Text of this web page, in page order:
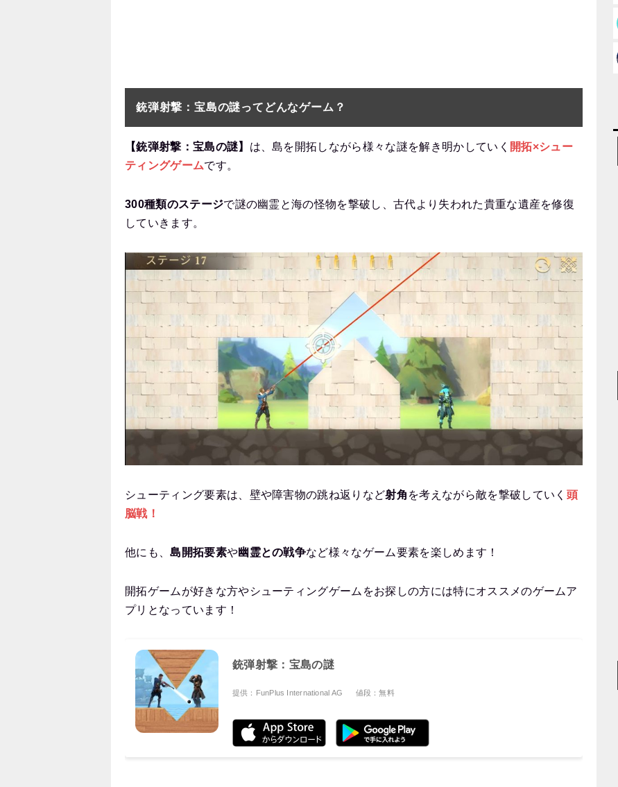
銃弾射撃：宝島の謎ってどんなゲーム？
【銃弾射撃：宝島の謎】 は、島を開拓しながら様々な謎を解き明かしていく 開拓×シュー
ティングゲームです。
300種類のステージで謎の幽霊と海の怪物を撃破し、古代より失われた貴重な遺産を修復
していきます。
シューティング要素は、壁や障害物の跳ね返りなど射角 を考えながら敵を撃破していく 頭
脳戦！
他にも、島開拓要素や幽霊との戦争など様々なゲーム要素を楽しめます！
開拓ゲームが好きな方やシューティングゲームをお探しの方には特にオススメのゲームア
プリとなっています！
銃弾射撃：宝島の謎
提供：FunPlus International AG 値段：無料